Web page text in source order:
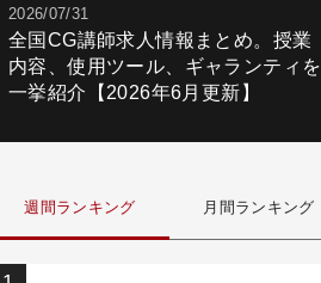
2026/07/31
全国CG講師求人情報まとめ。授業
内容、使用ツール、ギャランティを
一挙紹介【2026年6月更新】
週間ランキング 月間ランキング